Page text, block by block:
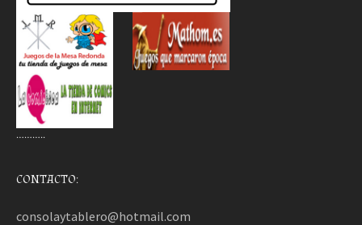
………..
CONTACTO:
consolaytablero@hotmail.com